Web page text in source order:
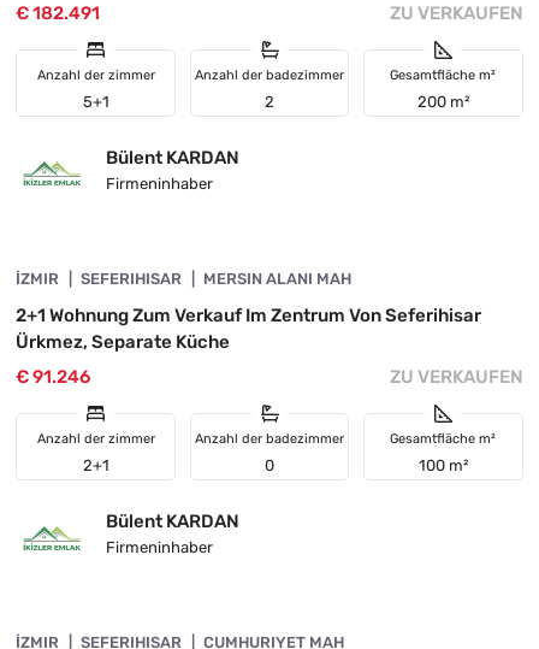
€ 182.491
ZU VERKAUFEN
Anzahl der zimmer
5+1
Anzahl der badezimmer
2
Gesamtfläche m²
200 m²
Bülent KARDAN
Firmeninhaber
INVESTITION
İZMIR SEFERIHISAR MERSIN ALANI MAH
2+1 Wohnung Zum Verkauf Im Zentrum Von Seferihisar
Ürkmez, Separate Küche
€ 91.246
ZU VERKAUFEN
Anzahl der zimmer
2+1
Anzahl der badezimmer
0
Gesamtfläche m²
100 m²
Bülent KARDAN
Firmeninhaber
VORGESTELLT
İZMIR SEFERIHISAR CUMHURIYET MAH